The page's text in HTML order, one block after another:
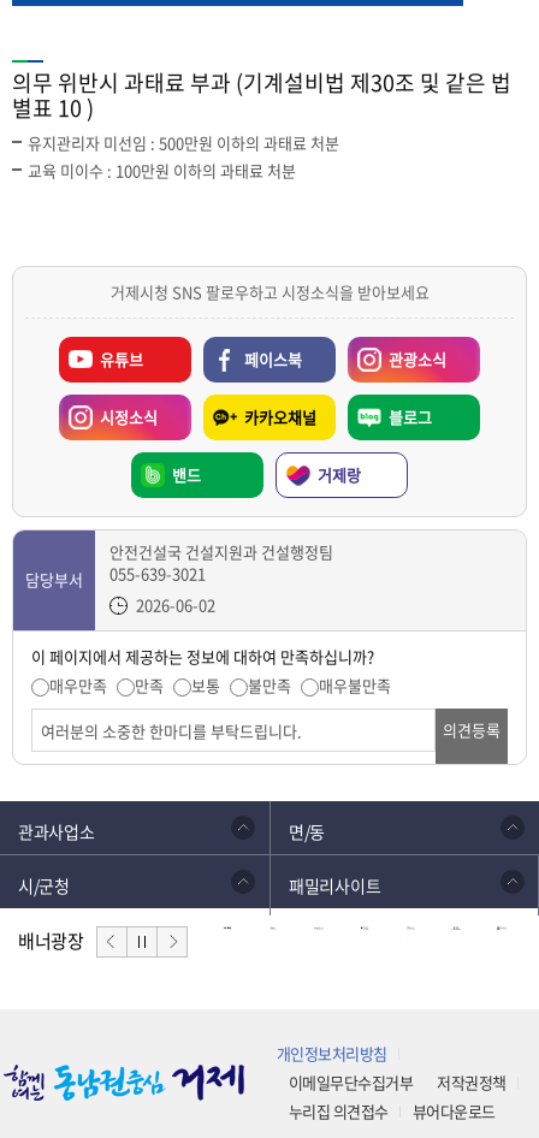
의무 위반시 과태료 부과 (기계설비법 제30조 및 같은 법
별표 10 )
유지관리자 미선임 : 500만원 이하의 과태료 처분
교육 미이수 : 100만원 이하의 과태료 처분
거제시청 SNS 팔로우하고 시정소식을 받아보세요
유튜브 페이스북 관광소식
시정소식 카카오채널 블로그
밴드 거제랑
담당부서
안전건설국 건설지원과 건설행정팀
055-639-3021
2026-06-02
이 페이지에서 제공하는 정보에 대하여 만족하십니까?
매우만족
만족 보통 불만족
매우불만족
의견등록
관과사업소 면/동
시/군청 패밀리사이트
배너광장
개인정보처리방침
이메일무단수집거부
저작권정책
누리집 의견접수
뷰어다운로드